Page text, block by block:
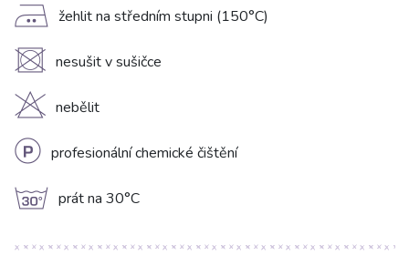
E žehlit na středním stupni (150°C)
U nesušit v sušičce
H nebělit
L profesionální chemické čištění
g prát na 30°C